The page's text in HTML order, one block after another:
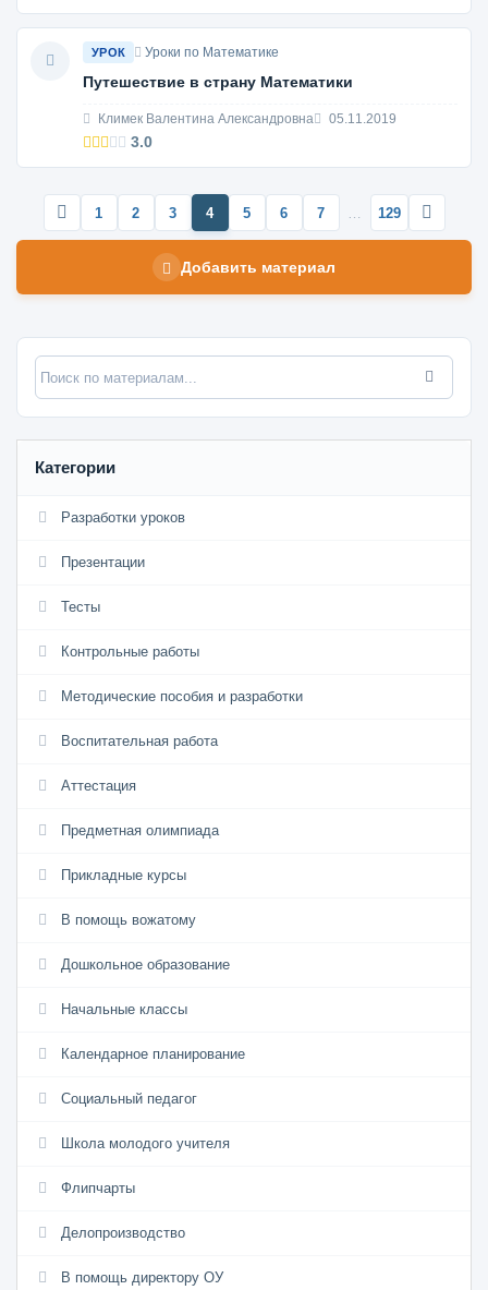
УРОК Уроки по Математике
Путешествие в страну Математики
Климек Валентина Александровна 05.11.2019
3.0
1 2 3 4 5 6 7 129
Добавить материал
Категории
Разработки уроков
Презентации
Тесты
Контрольные работы
Методические пособия и разработки
Воспитательная работа
Аттестация
Предметная олимпиада
Прикладные курсы
В помощь вожатому
Дошкольное образование
Начальные классы
Календарное планирование
Социальный педагог
Школа молодого учителя
Флипчарты
Делопроизводство
В помощь директору ОУ